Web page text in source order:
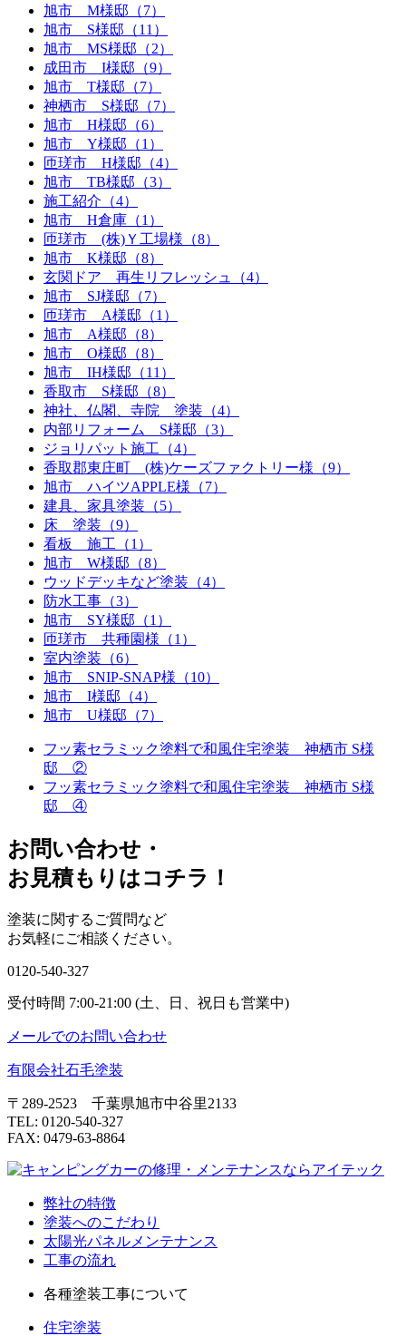
旭市 M様邸（7）
旭市 S様邸（11）
旭市 MS様邸（2）
成田市 I様邸（9）
旭市 T様邸（7）
神栖市 S様邸（7）
旭市 H様邸（6）
旭市 Y様邸（1）
匝瑳市 H様邸（4）
旭市 TB様邸（3）
施工紹介（4）
旭市 H倉庫（1）
匝瑳市 (株)Ｙ工場様（8）
旭市 K様邸（8）
玄関ドア 再生リフレッシュ（4）
旭市 SJ様邸（7）
匝瑳市 A様邸（1）
旭市 A様邸（8）
旭市 O様邸（8）
旭市 IH様邸（11）
香取市 S様邸（8）
神社、仏閣、寺院 塗装（4）
内部リフォーム S様邸（3）
ジョリパット施工（4）
香取郡東庄町 (株)ケーズファクトリー様（9）
旭市 ハイツAPPLE様（7）
建具、家具塗装（5）
床 塗装（9）
看板 施工（1）
旭市 W様邸（8）
ウッドデッキなど塗装（4）
防水工事（3）
旭市 SY様邸（1）
匝瑳市 共種園様（1）
室内塗装（6）
旭市 SNIP-SNAP様（10）
旭市 I様邸（4）
旭市 U様邸（7）
フッ素セラミック塗料で和風住宅塗装 神栖市 S様
邸 ②
フッ素セラミック塗料で和風住宅塗装 神栖市 S様
邸 ④
お問い合わせ ・
お⾒積もりはコチラ！
塗装に関するご質問など
お気軽にご相談ください。
0120-540-327
受付時間 7:00-21:00 (土、日、祝日も営業中)
メールでのお問い合わせ
有限会社石毛塗装
〒289-2523 千葉県旭市中谷里2133
TEL: 0120-540-327
FAX: 0479-63-8864
弊社の特徴
塗装へのこだわり
太陽光パネルメンテナンス
工事の流れ
各種塗装工事について
住宅塗装